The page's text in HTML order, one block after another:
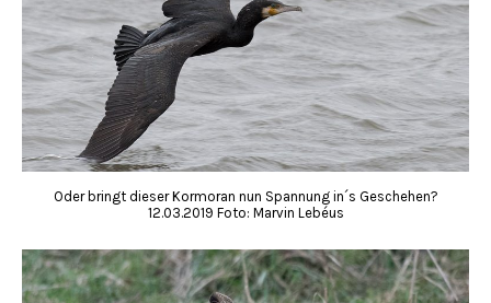
Oder bringt dieser Kormoran nun Spannung in´s Geschehen?
12.03.2019 Foto: Marvin Lebéus